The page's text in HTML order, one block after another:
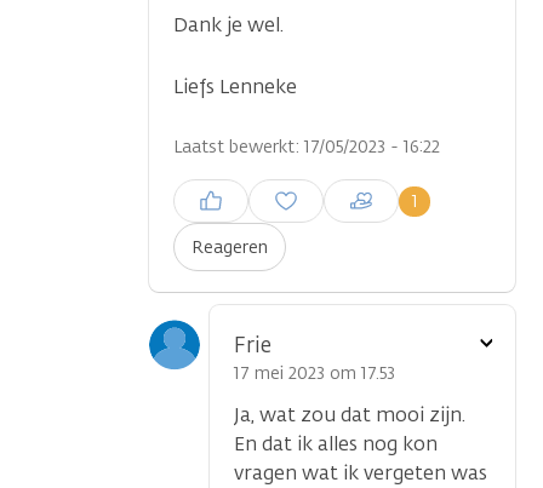
Dank je wel.
Liefs Lenneke
Laatst bewerkt: 17/05/2023 - 16:22
Reageren
1
Inloggen om een reactie te
plaatsen
Frie
17 mei 2023 om 17.53
Ja, wat zou dat mooi zijn.
En dat ik alles nog kon
vragen wat ik vergeten was
Toon